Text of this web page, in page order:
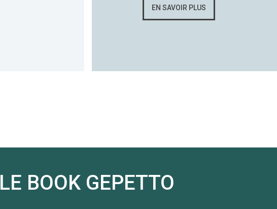
EN SAVOIR PLUS
LE BOOK GEPETTO